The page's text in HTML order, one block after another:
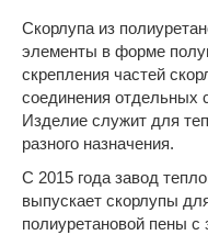
Скорлупа из
элементы в форме
скрепления частей
соединения отдельных
Изделие служит для
разного назначения.
С 2015 года завод
выпускает скорлупы
полиуретановой пены